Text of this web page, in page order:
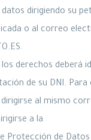
dirigiendo su
o al correo
derechos deberá
de su DNI. Para
al mismo
a la
Protección de